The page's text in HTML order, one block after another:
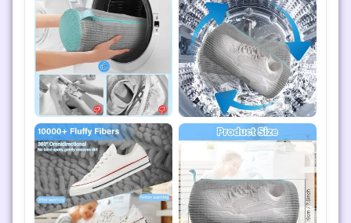
طقم ديكور رمضاني كامل: كنبة وسفرة مع مناديل
ورانر وكفر كوشن بيج نجوم لامعة
عرض رمضاني مميز لتغيير ديكور منزلك بسهولة: طقم كنبة وسفرة
بيج بتصميم نجوم لامعة بخيوط جليتر. حماية كاملة من الاتساخ
وسهل الفك والغسيل.
1,619ج.م
809ج.م
خصم 50% 🔥